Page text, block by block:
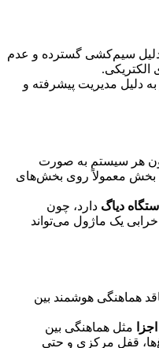
دلیل سیم‌کشی گسترده و عدم
به دلیل مدیریت پیشرفته و
هر سیستم به صورت
بخش معمولاً روی بخش‌های
دیاگ دارد، چون
یک ماژول می‌تواند
هماهنگی هوشمند بین
مثل هماهنگی بین
قفل مرکزی و حتی